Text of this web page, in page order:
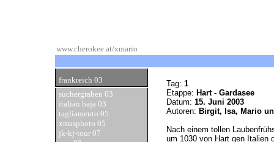
www.cherokee.at/xmario
frankreich 03 Tag: 1
Etappe: Hart - Gardasee
Datum: 15. Juni 2003
Autoren: Birgit, Isa, Mario
Nach einem tollen
um 1030 von Hart gen Italien
suchergraben 03
italian baja 03
tagliamento 05
xmasphoto 05
jk-kj-tour 07